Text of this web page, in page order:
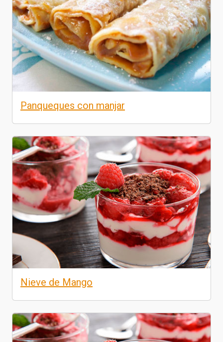
Panqueques con manjar
Nieve de Mango